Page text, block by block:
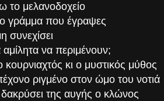
το μελανοδοχείο
γράμμα που έγραψες
συνεχίσει
να περιμένουν;
κι ο μυστικός μύθος
ριγμένο στον ώμο του νοτιά
της αυγής ο κλώνος